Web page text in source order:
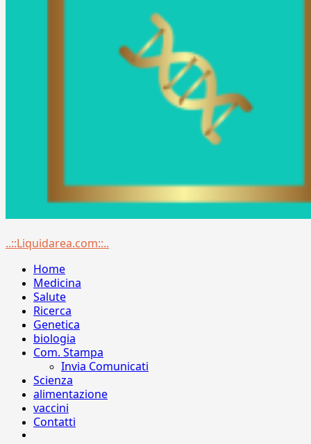
Menu
..::Liquidarea.com::..
Home
Medicina
Salute
Ricerca
Genetica
biologia
Com. Stampa
Invia Comunicati
Scienza
alimentazione
vaccini
Contatti